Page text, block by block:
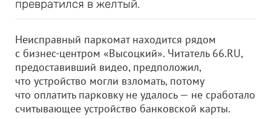
превратился в желтый.
Неисправный паркомат находится рядом
с бизнес-центром «Высоцкий». Читатель 66.RU,
предоставивший видео, предположил,
что устройство могли взломать, потому
что оплатить парковку не удалось — не сработало
считывающее устройство банковской карты.